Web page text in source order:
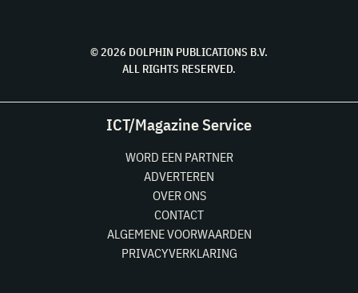
© 2026 DOLPHIN PUBLICATIONS B.V.
ALL RIGHTS RESERVED.
ICT/Magazine Service
WORD EEN PARTNER
ADVERTEREN
OVER ONS
CONTACT
ALGEMENE VOORWAARDEN
PRIVACYVERKLARING